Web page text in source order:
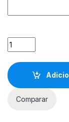
Balde Aço Inox
Comparar